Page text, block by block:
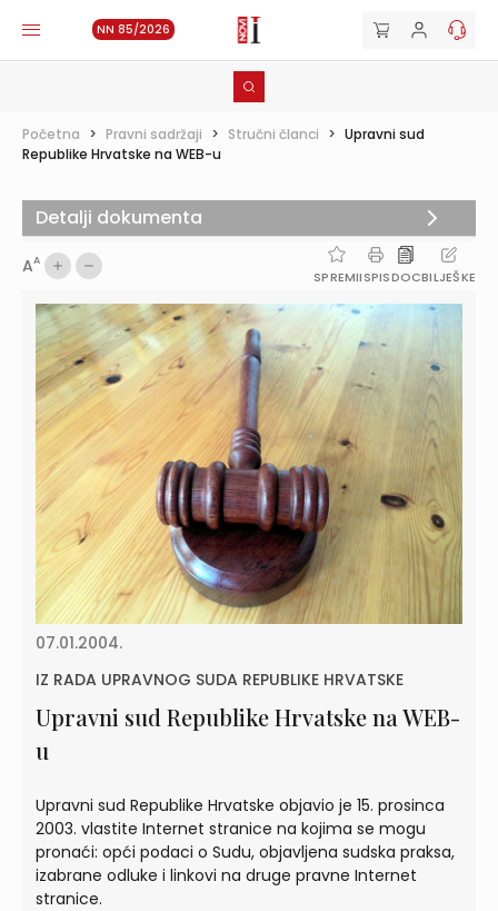
NN 85/2026
Početna > Pravni sadržaji > Stručni članci > Upravni sud
Republike Hrvatske na WEB-u
AA
SPREMIISPISDOCBILJEŠKE
07.01.2004.
IZ RADA UPRAVNOG SUDA REPUBLIKE HRVATSKE
Upravni sud Republike Hrvatske na WEB-
u
Upravni sud Republike Hrvatske objavio je 15. prosinca
2003. vlastite Internet stranice na kojima se mogu
pronaći: opći podaci o Sudu, objavljena sudska praksa,
izabrane odluke i linkovi na druge pravne Internet
stranice.
Detalji dokumenta